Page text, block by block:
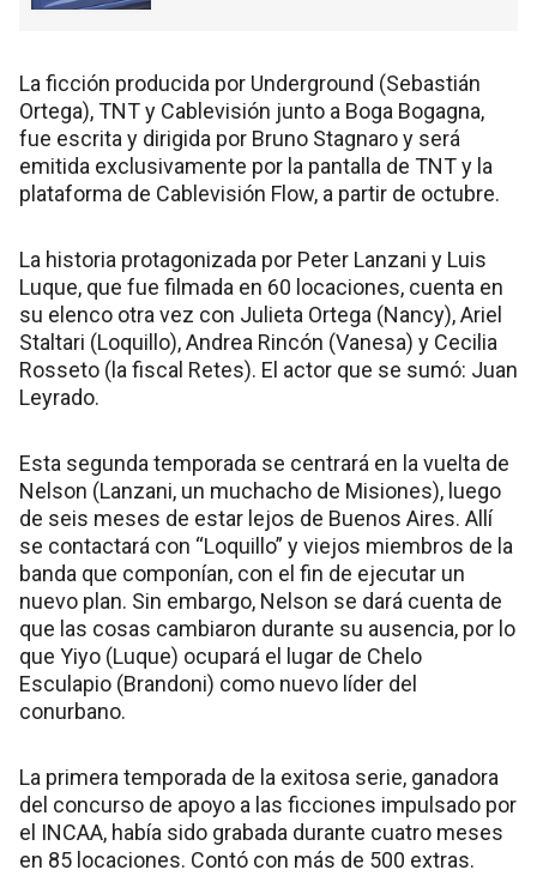
La ficción producida por Underground (Sebastián
Ortega), TNT y Cablevisión junto a Boga Bogagna,
fue escrita y dirigida por Bruno Stagnaro y será
emitida exclusivamente por la pantalla de TNT y la
plataforma de Cablevisión Flow, a partir de octubre.
La historia protagonizada por Peter Lanzani y Luis
Luque, que fue filmada en 60 locaciones, cuenta en
su elenco otra vez con Julieta Ortega (Nancy), Ariel
Staltari (Loquillo), Andrea Rincón (Vanesa) y Cecilia
Rosseto (la fiscal Retes). El actor que se sumó: Juan
Leyrado.
Esta segunda temporada se centrará en la vuelta de
Nelson (Lanzani, un muchacho de Misiones), luego
de seis meses de estar lejos de Buenos Aires. Allí
se contactará con “Loquillo” y viejos miembros de la
banda que componían, con el fin de ejecutar un
nuevo plan. Sin embargo, Nelson se dará cuenta de
que las cosas cambiaron durante su ausencia, por lo
que Yiyo (Luque) ocupará el lugar de Chelo
Esculapio (Brandoni) como nuevo líder del
conurbano.
La primera temporada de la exitosa serie, ganadora
del concurso de apoyo a las ficciones impulsado por
el INCAA, había sido grabada durante cuatro meses
en 85 locaciones. Contó con más de 500 extras.